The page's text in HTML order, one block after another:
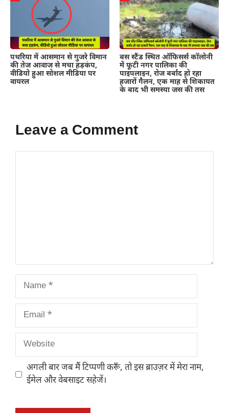
पथरिया में आसमान से गुजरे विमान
की तेज आवाज से मचा हड़कंप,
वीडियो हुआ सोशल मीडिया पर
वायरल
बस स्टैंड स्थित ऑफिसर्स कॉलोनी
में फूटी नगर पालिका की
पाइपलाइन, रोज बर्बाद हो रहा
हजारों गैलन, एक माह से शिकायत
के बाद भी समस्या जस की तस
Leave a Comment
Name
Email
Website
अगली बार जब मैं टिप्पणी करूँ, तो इस ब्राउज़र में मेरा नाम,
ईमेल और वेबसाइट सहेजें।